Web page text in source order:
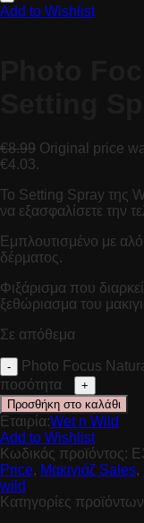
Add to Wishlist
€8.99 Original price
€4.03.
Το Setting Spray της
να εξασφαλίσετε την
Εμπλουτισμένο με
δέρματος.
Φιξάρισμα που
ξεθώριασμα του
Σε απόθεμα
Photo Focus
ποσότητα
Προσθήκη στο καλάθι
Εταιρία:Wet n Wild
Add to Wishlist
Κωδικός προϊόντος:
Price, Μακιγιάζ Sales,
wild
Κατηγορίες προϊόντων